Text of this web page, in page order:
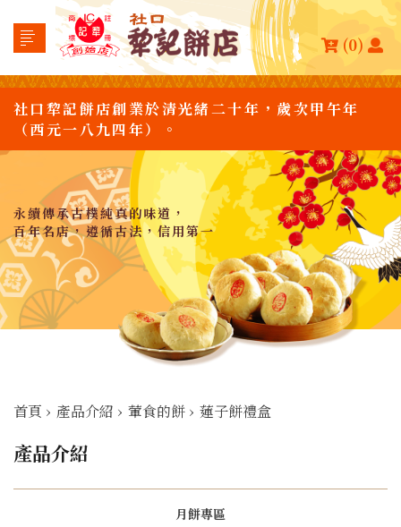
(0)
社口犂記餅店創業於清光緒二十年，歲次甲午年
（西元一八九四年）。
永續傳承古樸純真的味道，
百年名店，遵循古法，信用第一
首頁 › 產品介紹 › 葷食的餅 › 蓮子餅禮盒
產品介紹
月餅專區